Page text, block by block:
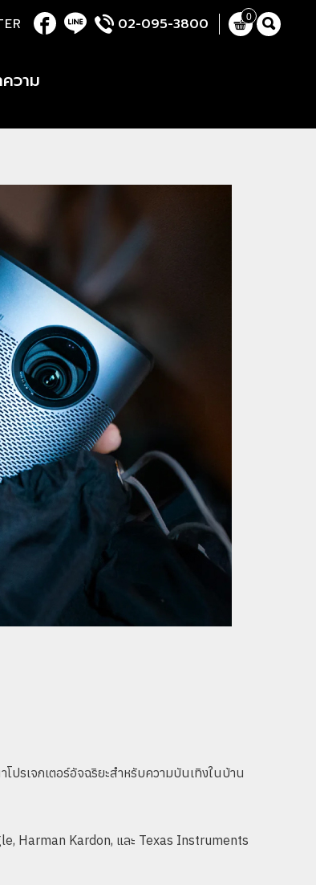
0
02-095-3800
วาม
รเจกเตอร์อัจฉริยะสำหรับความบันเทิงในบ้าน
Harman Kardon, และ Texas Instruments